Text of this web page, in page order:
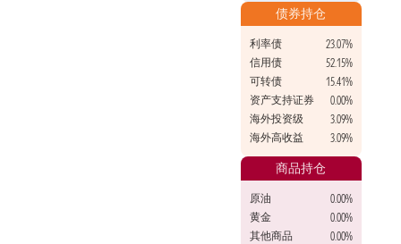
债券持仓
利率债
23.07%
信用债
52.15%
可转债
15.41%
资产支持证券
0.00%
海外投资级
3.09%
海外高收益
3.09%
商品持仓
原油
0.00%
黄金
0.00%
其他商品
0.00%